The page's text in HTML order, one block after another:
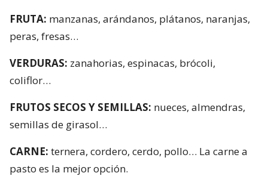
FRUTA: manzanas, arándanos, plátanos, naranjas,
peras, fresas…
VERDURAS: zanahorias, espinacas, brócoli,
coliflor…
FRUTOS SECOS Y SEMILLAS: nueces, almendras,
semillas de girasol…
CARNE: ternera, cordero, cerdo, pollo… La carne a
pasto es la mejor opción.